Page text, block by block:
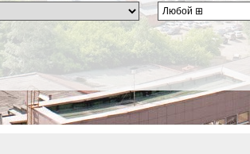
Любой ⊞